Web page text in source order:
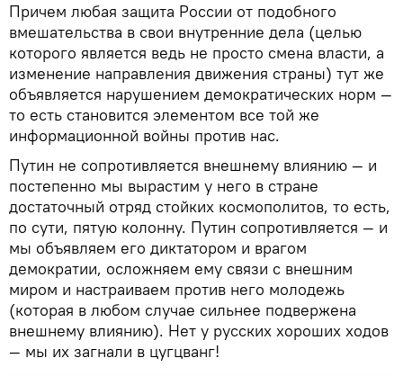
Причем любая защита России от подобного
вмешательства в свои внутренние дела (целью
которого является ведь не просто смена власти, а
изменение направления движения страны) тут же
объявляется нарушением демократических норм —
то есть становится элементом все той же
информационной войны против нас.
Путин не сопротивляется внешнему влиянию — и
постепенно мы вырастим у него в стране
достаточный отряд стойких космополитов, то есть,
по сути, пятую колонну. Путин сопротивляется — и
мы объявляем его диктатором и врагом
демократии, осложняем ему связи с внешним
миром и настраиваем против него молодежь
(которая в любом случае сильнее подвержена
внешнему влиянию). Нет у русских хороших ходов
— мы их загнали в цугцванг!